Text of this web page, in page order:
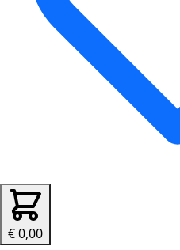
€ 0,00